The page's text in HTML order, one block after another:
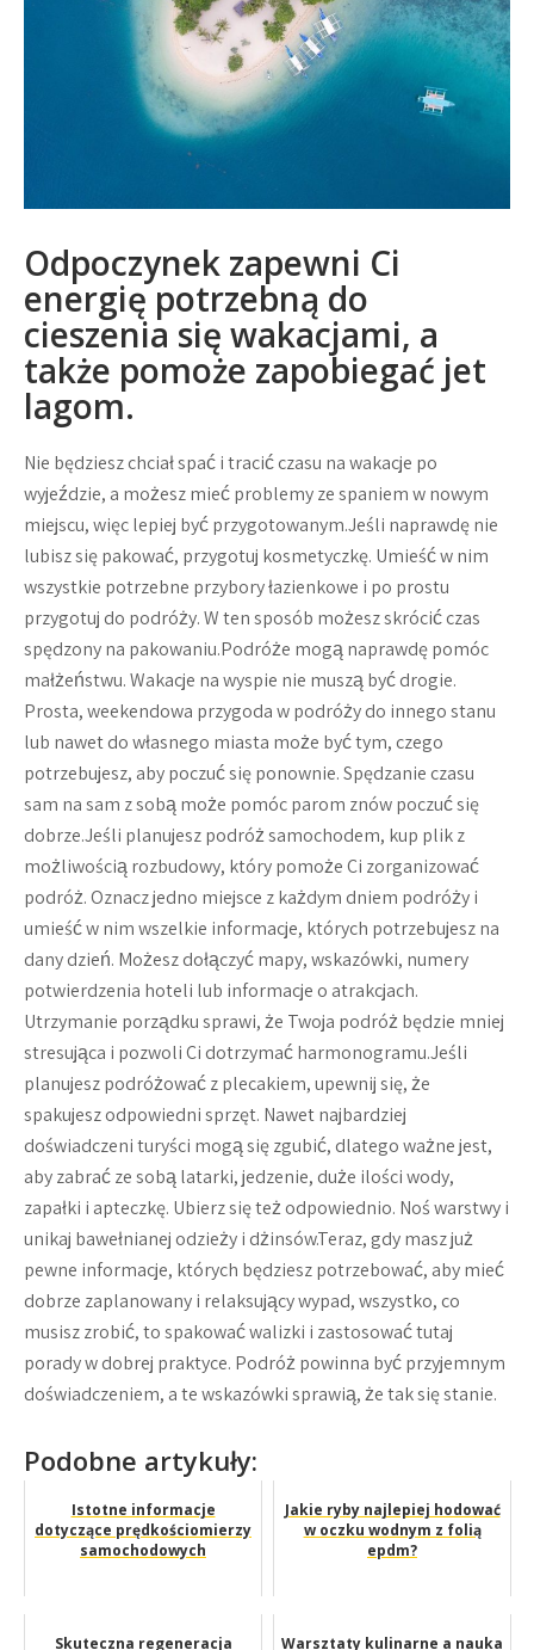
Odpoczynek zapewni Ci
energię potrzebną do
cieszenia się wakacjami, a
także pomoże zapobiegać jet
lagom.
Nie będziesz chciał spać i tracić czasu na wakacje po
wyjeździe, a możesz mieć problemy ze spaniem w nowym
miejscu, więc lepiej być przygotowanym.Jeśli naprawdę nie
lubisz się pakować, przygotuj kosmetyczkę. Umieść w nim
wszystkie potrzebne przybory łazienkowe i po prostu
przygotuj do podróży. W ten sposób możesz skrócić czas
spędzony na pakowaniu.Podróże mogą naprawdę pomóc
małżeństwu. Wakacje na wyspie nie muszą być drogie.
Prosta, weekendowa przygoda w podróży do innego stanu
lub nawet do własnego miasta może być tym, czego
potrzebujesz, aby poczuć się ponownie. Spędzanie czasu
sam na sam z sobą może pomóc parom znów poczuć się
dobrze.Jeśli planujesz podróż samochodem, kup plik z
możliwością rozbudowy, który pomoże Ci zorganizować
podróż. Oznacz jedno miejsce z każdym dniem podróży i
umieść w nim wszelkie informacje, których potrzebujesz na
dany dzień. Możesz dołączyć mapy, wskazówki, numery
potwierdzenia hoteli lub informacje o atrakcjach.
Utrzymanie porządku sprawi, że Twoja podróż będzie mniej
stresująca i pozwoli Ci dotrzymać harmonogramu.Jeśli
planujesz podróżować z plecakiem, upewnij się, że
spakujesz odpowiedni sprzęt. Nawet najbardziej
doświadczeni turyści mogą się zgubić, dlatego ważne jest,
aby zabrać ze sobą latarki, jedzenie, duże ilości wody,
zapałki i apteczkę. Ubierz się też odpowiednio. Noś warstwy i
unikaj bawełnianej odzieży i dżinsów.Teraz, gdy masz już
pewne informacje, których będziesz potrzebować, aby mieć
dobrze zaplanowany i relaksujący wypad, wszystko, co
musisz zrobić, to spakować walizki i zastosować tutaj
porady w dobrej praktyce. Podróż powinna być przyjemnym
doświadczeniem, a te wskazówki sprawią, że tak się stanie.
Podobne artykuły:
Istotne informacje
dotyczące prędkościomierzy
samochodowych
Jakie ryby najlepiej hodować
w oczku wodnym z folią
epdm?
Skuteczna regeneracja Warsztaty kulinarne a nauka